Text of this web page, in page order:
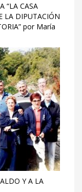
“LA CASA
LA DIPUTACIÓN
por María
Y A LA